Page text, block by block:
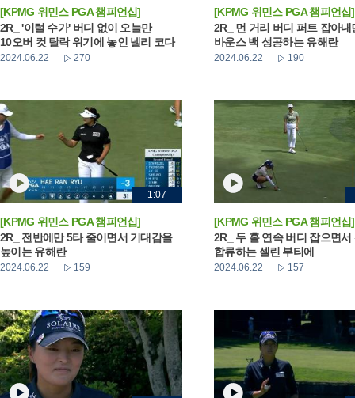
[KPMG 위민스 PGA 챔피언십]
2R_ '이럴 수가' 버디 없이 오늘만
10오버 컷 탈락 위기에 놓인 넬리 코다
2024.06.22 270
[KPMG 위민스 PGA 챔피언십]
2R_ 먼 거리 버디 퍼트 잡아내
바운스 백 성공하는 유해란
2024.06.22 190
1:07
[KPMG 위민스 PGA 챔피언십]
2R_ 전반에만 5타 줄이면서 기대감을
높이는 유해란
2024.06.22 159
[KPMG 위민스 PGA 챔피언십]
2R_ 두 홀 연속 버디 잡으면서
합류하는 셀린 부티에
2024.06.22 157